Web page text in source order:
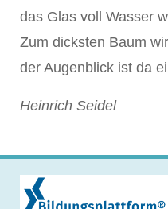
das Glas voll Wasser
Zum dicksten Baum
der Augenblick ist da
Heinrich Seidel